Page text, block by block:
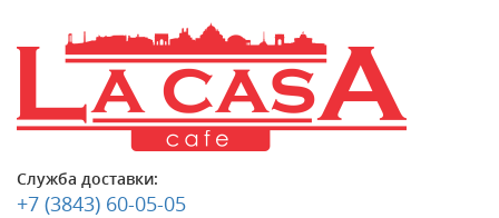
Служба доставки:
+7 (3843) 60-05-05